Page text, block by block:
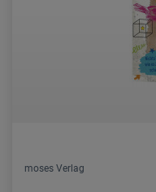
moses Verlag